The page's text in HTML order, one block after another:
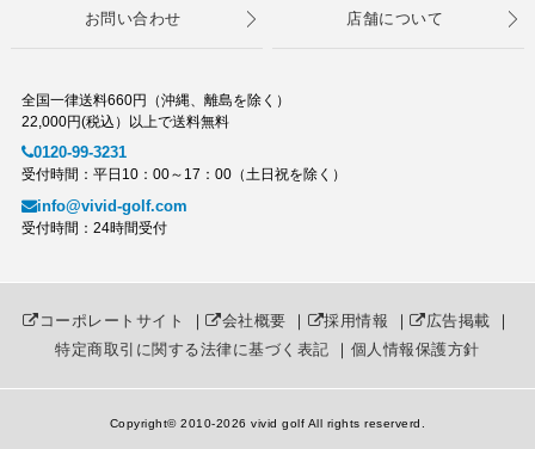
お問い合わせ 店舗について
全国一律送料660円（沖縄、離島を除く）
22,000円(税込）以上で送料無料
0120-99-3231
受付時間：平日10：00～17：00（土日祝を除く）
info@vivid-golf.com
受付時間：24時間受付
コーポレートサイト ｜ 会社概要 ｜ 採用情報 ｜ 広告掲載 ｜
特定商取引に関する法律に基づく表記 ｜ 個人情報保護方針
Copyright© 2010-2026 vivid golf All rights reserverd.